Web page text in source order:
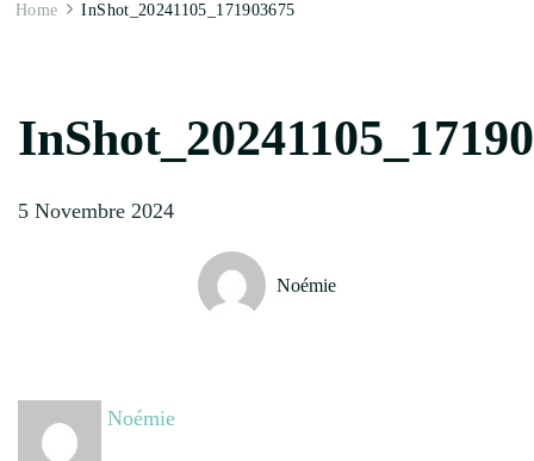
Home InShot_20241105_171903675
5 Novembre 2024
Noémie
Noémie